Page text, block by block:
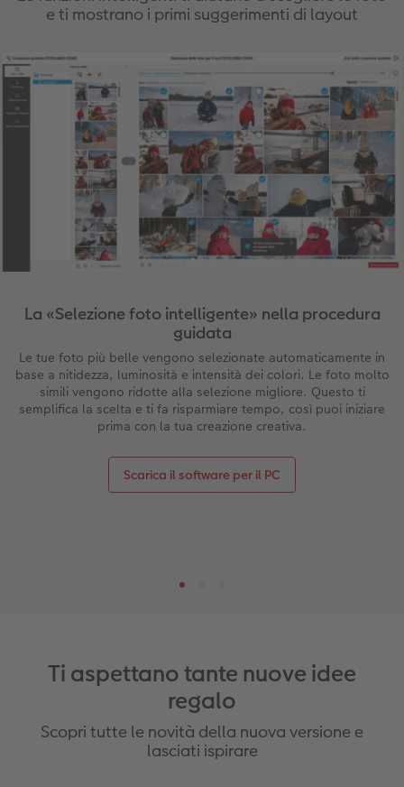
e ti mostrano i primi suggerimenti di layout
La «Selezione foto intelligente» nella procedura
guidata
Le tue foto più belle vengono selezionate automaticamente in
base a nitidezza, luminosità e intensità dei colori. Le foto molto
simili vengono ridotte alla selezione migliore. Questo ti
semplifica la scelta e ti fa risparmiare tempo, così puoi iniziare
prima con la tua creazione creativa.
Scarica il software per il PC
Ti aspettano tante nuove idee
regalo
Scopri tutte le novità della nuova versione e
lasciati ispirare